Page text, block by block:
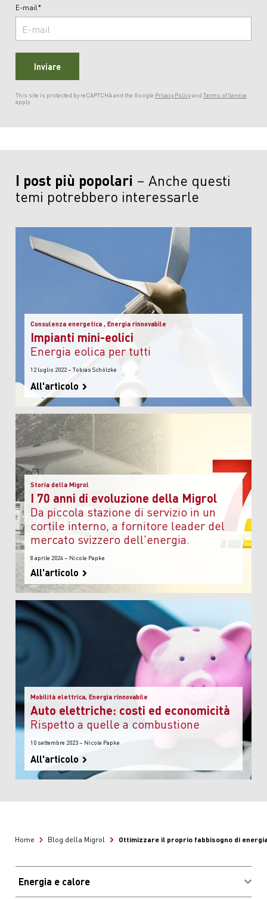
E-mail*
Inviare
This site is protected by reCAPTCHA and the Google Privacy Policyand Terms of Service
apply.
I post più popolari Anche questi
temi potrebbero interessarle
Consulenza energetica , Energia rinnovabile
Impianti mini-eolici
energia eolica per tutti
12 luglio 2022 – Tobias Schölzke
All'articolo
Storia della Migrol
I 70 anni di evoluzione della Migrol
da piccola stazione di servizio in un
cortile interno, a fornitore leader del
mercato svizzero dell'energia.
8 aprile 2024 – Nicole Papke
All'articolo
Mobilità elettrica, Energia rinnovabile
Auto elettriche: costi ed economicità
rispetto a quelle a combustione
10 settembre 2023 – Nicole Papke
All'articolo
Home Blog della Migrol Ottimizzare il proprio fabbisogno di
Energia e calore